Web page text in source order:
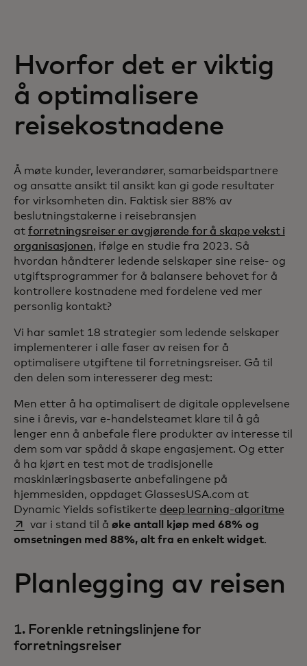
Hvorfor det er viktig
å optimalisere
reisekostnadene
Å møte kunder, leverandører, samarbeidspartnere
og ansatte ansikt til ansikt kan gi gode resultater
for virksomheten din. Faktisk sier 88% av
beslutningstakerne i reisebransjen
at forretningsreiser er avgjørende for å skape vekst i
organisasjonen, ifølge en studie fra 2023. Så
hvordan håndterer ledende selskaper sine reise- og
utgiftsprogrammer for å balansere behovet for å
kontrollere kostnadene med fordelene ved mer
personlig kontakt?
Vi har samlet 18 strategier som ledende selskaper
implementerer i alle faser av reisen for å
optimalisere utgiftene til forretningsreiser. Gå til
den delen som interesserer deg mest:
Men etter å ha optimalisert de digitale opplevelsene
sine i årevis, var e-handelsteamet klare til å gå
lenger enn å anbefale flere produkter av interesse til
dem som var spådd å skape engasjement. Og etter
å ha kjørt en test mot de tradisjonelle
maskinlæringsbaserte anbefalingene på
hjemmesiden, oppdaget GlassesUSA.com at
Dynamic Yields sofistikerte deep learning-algoritme
var i stand til å øke antall kjøp med 68% og
omsetningen med 88%, alt fra en enkelt widget.
Planlegging av reisen
1. Forenkle retningslinjene for
forretningsreiser